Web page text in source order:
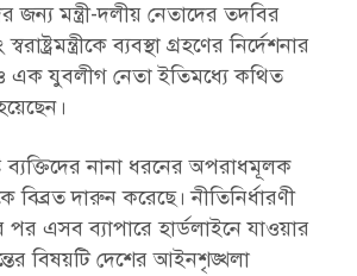
জন্য মন্ত্রী-দলীয় নেতাদের তদবির
ব্যবস্থা গ্রহণের নির্দেশনার
এক যুবলীগ নেতা ইতিমধ্যে কথিত
ব্যক্তিদের নানা ধরনের অপরাধমূলক
বিব্রত দারুন করেছে। নীতিনির্ধারণী
এসব ব্যাপারে হার্ডলাইনে যাওয়ার
বিষয়টি দেশের আইনশৃঙ্খলা